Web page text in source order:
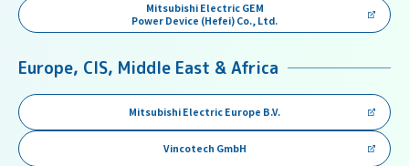
Mitsubishi Electric GEM
Power Device (Hefei) Co., Ltd.
Europe, CIS, Middle East & Africa
Mitsubishi Electric Europe B.V.
Vincotech GmbH